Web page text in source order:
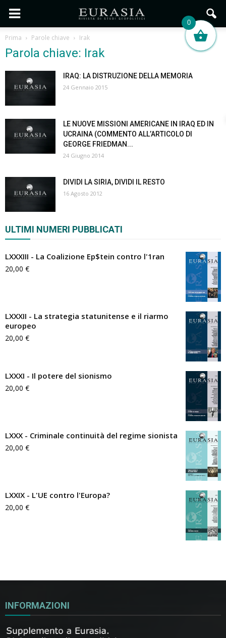
Prima Parole chiave Irak
Parola chiave: Irak
IRAQ: LA DISTRUZIONE DELLA MEMORIA
24 Gennaio 2015
LE NUOVE MISSIONI AMERICANE IN IRAQ ED IN
UCRAINA (COMMENTO ALL’ARTICOLO DI
GEORGE FRIEDMAN...
24 Giugno 2014
DIVIDI LA SIRIA, DIVIDI IL RESTO
16 Agosto 2012
ULTIMI NUMERI PUBBLICATI
LXXXIII - La Coalizione Ep$tein contro l'1ran
20,00 €
LXXXII - La strategia statunitense e il riarmo
europeo
20,00 €
LXXXI - Il potere del sionismo
20,00 €
LXXX - Criminale continuità del regime sionista
20,00 €
LXXIX - L'UE contro l'Europa?
20,00 €
INFORMAZIONI
0